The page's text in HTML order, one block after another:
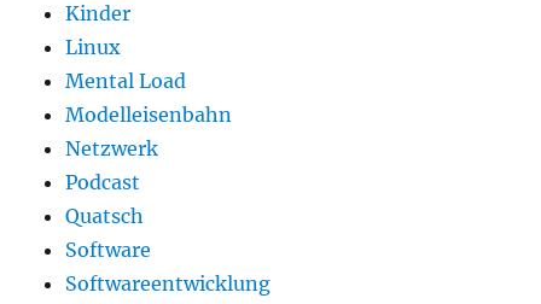
Kinder
Linux
Mental Load
Modelleisenbahn
Netzwerk
Podcast
Quatsch
Software
Softwareentwicklung